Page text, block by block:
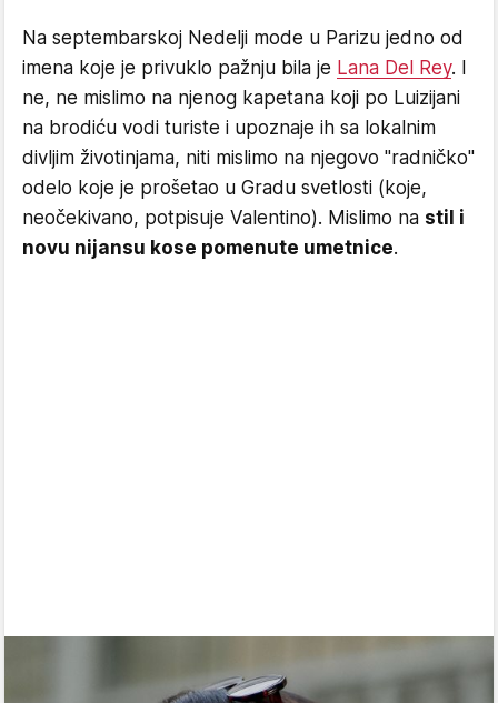
Na septembarskoj Nedelji mode u Parizu jedno od
imena koje je privuklo pažnju bila je Lana Del Rey. I
ne, ne mislimo na njenog kapetana koji po Luizijani
na brodiću vodi turiste i upoznaje ih sa lokalnim
divljim životinjama, niti mislimo na njegovo "radničko"
odelo koje je prošetao u Gradu svetlosti (koje,
neočekivano, potpisuje Valentino). Mislimo na stil i
novu nijansu kose pomenute umetnice.